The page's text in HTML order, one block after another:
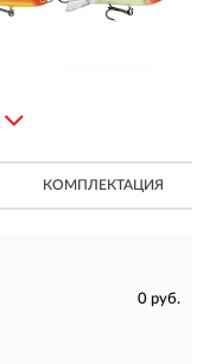
КОМПЛЕКТАЦИЯ
0 руб.